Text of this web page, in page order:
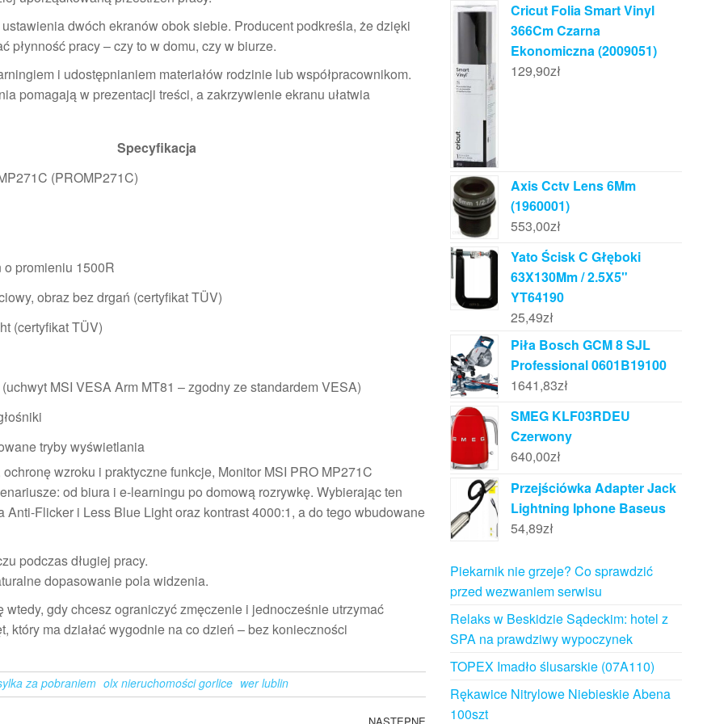
dwóch ekranów obok siebie. Producent podkreśla, że dzięki
płynność pracy – czy to w domu, czy w biurze.
i udostępnianiem materiałów rodzinie lub współpracownikom.
pomagają w prezentacji treści, a zakrzywienie ekranu ułatwia
Specyfikacja
(PROMP271C)
promieniu 1500R
obraz bez drgań (certyfikat TÜV)
(certyfikat TÜV)
MSI VESA Arm MT81 – zgodny ze standardem VESA)
tryby wyświetlania
ochronę wzroku i praktyczne funkcje, Monitor MSI PRO MP271C
od biura i e-learningu po domową rozrywkę. Wybierając ten
Flicker i Less Blue Light oraz kontrast 4000:1, a do tego wbudowane
podczas długiej pracy.
dopasowanie pola widzenia.
gdy chcesz ograniczyć zmęczenie i jednocześnie utrzymać
ma działać wygodnie na co dzień – bez konieczności
za pobraniem olx nieruchomości gorlice wer lublin
Cricut Folia Smart Vinyl
366Cm Czarna
Ekonomiczna (2009051)
129,90zł
Axis Cctv Lens 6Mm
(1960001)
553,00zł
Yato Ścisk C Głęboki
63X130Mm / 2.5X5"
YT64190
25,49zł
Piła Bosch GCM 8 SJL
Professional 0601B19100
1641,83zł
SMEG KLF03RDEU
Czerwony
640,00zł
Przejściówka Adapter Jack
Lightning Iphone Baseus
54,89zł
Piekarnik nie grzeje? Co sprawdzić
przed wezwaniem serwisu
Relaks w Beskidzie Sądeckim: hotel z
SPA na prawdziwy wypoczynek
TOPEX Imadło ślusarskie (07A110)
Rękawice Nitrylowe Niebieskie Abena
100szt